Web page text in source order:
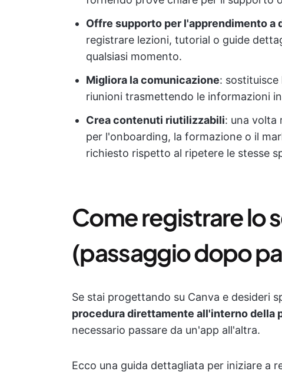
Offre supporto per l'apprendimento a
registrare lezioni, tutorial o guide
qualsiasi momento.
Migliora la comunicazione: sostituisce
riunioni trasmettendo le informazioni
Crea contenuti riutilizzabili: una volta
per l'onboarding, la formazione o il
richiesto rispetto al ripetere le stesse
Come registrare lo
(passaggio dopo
Se stai progettando su Canva e desideri
procedura direttamente all'interno della
necessario passare da un'app all'altra.
Ecco una guida dettagliata per iniziare a